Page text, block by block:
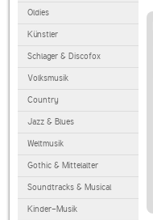
Oldies
Künstler
Schlager & Discofox
Volksmusik
Country
Jazz & Blues
Weltmusik
Gothic & Mittelalter
Soundtracks & Musical
Kinder-Musik